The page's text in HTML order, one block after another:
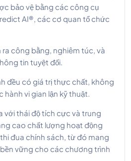
bảo vệ bằng các công cụ
AI®, các cơ quan tổ chức
công bằng, nghiêm túc, và
tin tuyệt đối.
đều có giá trị thực chất, không
hành vi gian lận kỹ thuật.
với thái độ tích cực và trung
cao chất lượng hoạt động
đua chính sách, từ đó mang
bền vững cho các chương trình